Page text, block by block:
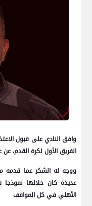
وافق النادي على قبول
الفريق الأول لكرة القدم،
ووجه له الشكر عما قدمه
عديدة كان خلالها
الأهلي في كل المواقف